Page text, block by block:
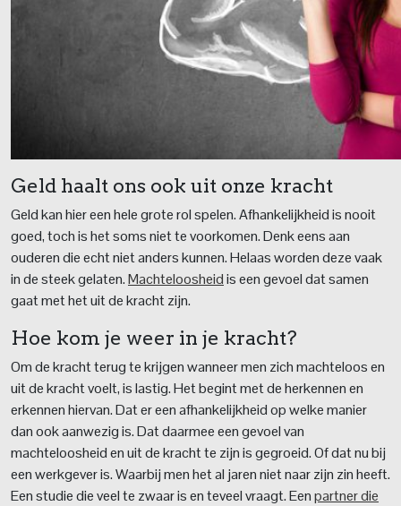
Geld haalt ons ook uit onze kracht
Geld kan hier een hele grote rol spelen. Afhankelijkheid is nooit
goed, toch is het soms niet te voorkomen. Denk eens aan
ouderen die echt niet anders kunnen. Helaas worden deze vaak
in de steek gelaten.Machteloosheidis een gevoel dat samen
gaat met het uit de kracht zijn.
Hoe kom je weer in je kracht?
Om de kracht terug te krijgen wanneer men zich machteloos en
uit de kracht voelt, is lastig. Het begint met de herkennen en
erkennen hiervan. Dat er een afhankelijkheid op welke manier
dan ook aanwezig is. Dat daarmee een gevoel van
machteloosheid en uit de kracht te zijn is gegroeid. Of dat nu bij
een werkgever is. Waarbij men het al jaren niet naar zijn zin heeft.
Een studie die veel te zwaar is en teveel vraagt. Eenpartner die